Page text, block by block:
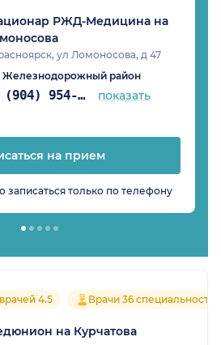
РЖД-Медицина на
ул Ломоносова, д 47
Железнодорожный район
+7 (904) 954-01-78 показать
на прием
записаться только по телефону
4.5 Врачи 36 специальностей
на Курчатова